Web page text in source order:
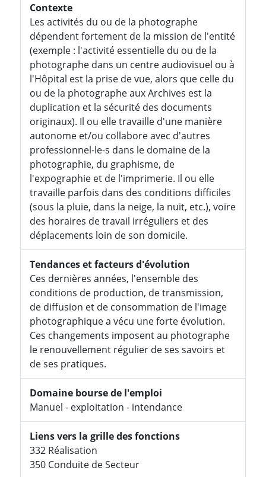
Contexte
Les activités du ou de la photographe
dépendent fortement de la mission de l'entité
(exemple : l'activité essentielle du ou de la
photographe dans un centre audiovisuel ou à
l'Hôpital est la prise de vue, alors que celle du
ou de la photographe aux Archives est la
duplication et la sécurité des documents
originaux). Il ou elle travaille d'une manière
autonome et/ou collabore avec d'autres
professionnel-le-s dans le domaine de la
photographie, du graphisme, de
l'expographie et de l'imprimerie. Il ou elle
travaille parfois dans des conditions difficiles
(sous la pluie, dans la neige, la nuit, etc.), voire
des horaires de travail irréguliers et des
déplacements loin de son domicile.
Tendances et facteurs d'évolution
Ces dernières années, l'ensemble des
conditions de production, de transmission,
de diffusion et de consommation de l'image
photographique a vécu une forte évolution.
Ces changements imposent au photographe
le renouvellement régulier de ses savoirs et
de ses pratiques.
Domaine bourse de l'emploi
Manuel - exploitation - intendance
Liens vers la grille des fonctions
332 Réalisation
350 Conduite de Secteur